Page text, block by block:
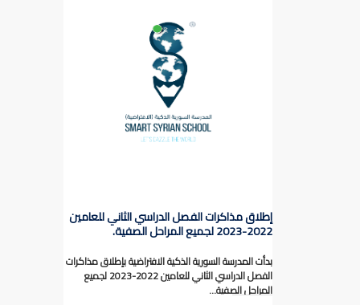
إطلاق مذاكرات الفصل الدراسي الثاني للعامين
2022-2023 لجميع المراحل الصفية.
بدأت المدرسة السورية الذكية الافتراضية بإطلاق مذاكرات
الفصل الدراسي الثاني للعامين 2022-2023 لجميع
المراحل الصفية...